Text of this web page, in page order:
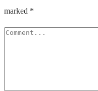
marked *